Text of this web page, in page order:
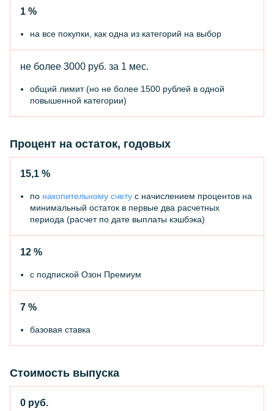
1 %
на все покупки, как одна из категорий на выбор
не более 3000 руб. за 1 мес.
общий лимит (но не более 1500 рублей в одной
повышенной категории)
Процент на остаток, годовых
15,1 %
по накопительному счету с начислением процентов на
минимальный остаток в первые два расчетных
периода (расчет по дате выплаты кэшбэка)
12 %
с подпиской Озон Премиум
7 %
базовая ставка
Стоимость выпуска
0 руб.